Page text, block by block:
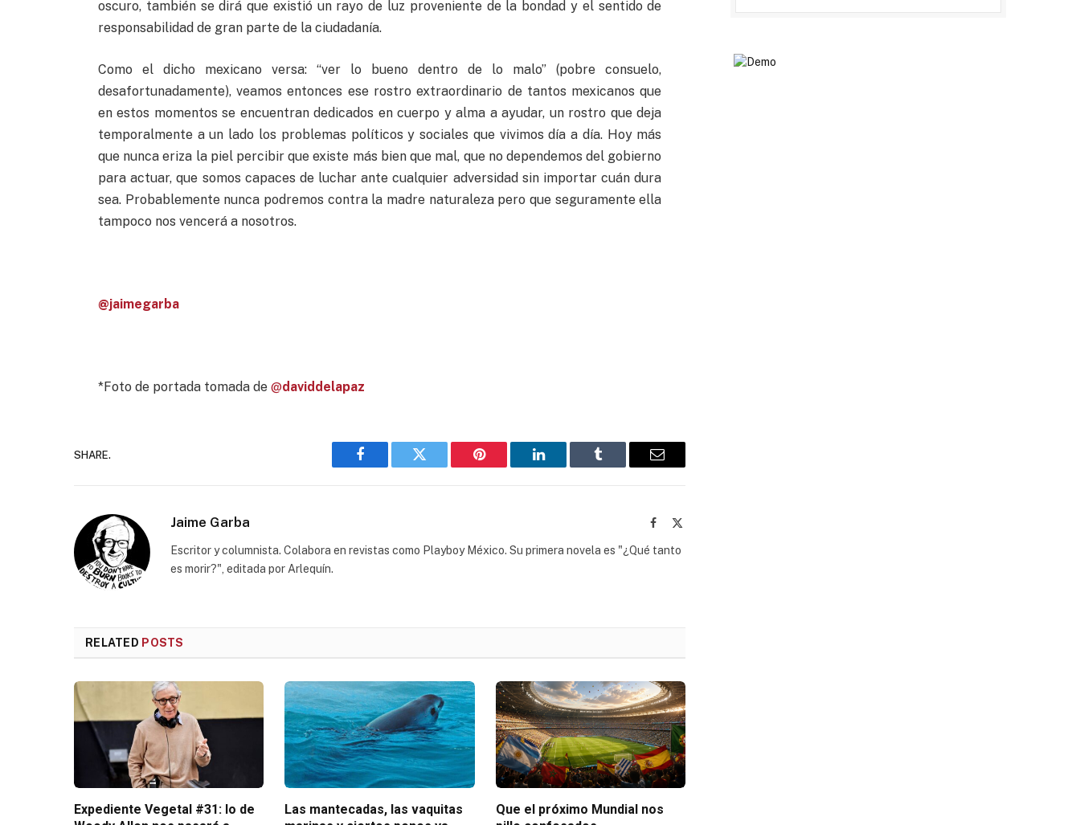
oscuro, también se dirá que existió un rayo de luz proveniente de la bondad y el sentido de
responsabilidad de gran parte de la ciudadanía.
Como el dicho mexicano versa: “ver lo bueno dentro de lo malo” (pobre consuelo,
desafortunadamente), veamos entonces ese rostro extraordinario de tantos mexicanos que
en estos momentos se encuentran dedicados en cuerpo y alma a ayudar, un rostro que deja
temporalmente a un lado los problemas políticos y sociales que vivimos día a día. Hoy más
que nunca eriza la piel percibir que existe más bien que mal, que no dependemos del gobierno
para actuar, que somos capaces de luchar ante cualquier adversidad sin importar cuán dura
sea. Probablemente nunca podremos contra la madre naturaleza pero que seguramente ella
tampoco nos vencerá a nosotros.
@jaimegarba
*Foto de portada tomada de @daviddelapaz
SHARE.
Facebook Twitter Pinterest LinkedIn Tumblr Email
Jaime Garba Facebook
Escritor y columnista. Colabora en revistas como Playboy México. Su primera novela es "¿Qué tanto
es morir?", editada por Arlequín.
RELATED POSTS
Expediente Vegetal #31: lo de
Las mantecadas, las vaquitas
Que el próximo Mundial nos